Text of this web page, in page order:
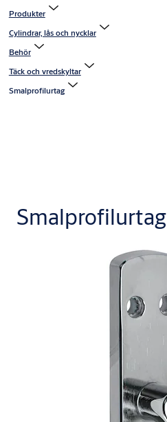
Produkter
Cylindrar, lås och nycklar
Behör
Täck och vredskyltar
Smalprofilurtag
Smalprofilurtag